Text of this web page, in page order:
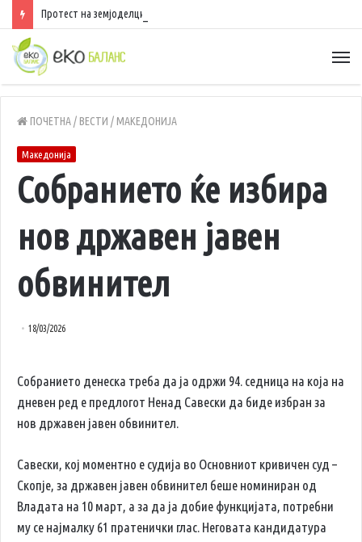
ПОЧЕТНА/ ВЕСТИ / МАКЕДОНИЈА
Македонија
Собранието ќе избира
нов државен јавен
обвинител
18/03/2026
Собранието денеска треба да ја одржи 94. седница на која на
дневен ред е предлогот Ненад Савески да биде избран за
нов државен јавен обвинител.
Савески, кој моментно е судија во Основниот кривичен суд –
Скопје, за државен јавен обвинител беше номиниран од
Владата на 10 март, а за да ја добие функцијата, потребни
му се најмалку 61 пратенички глас. Неговата кандидатура